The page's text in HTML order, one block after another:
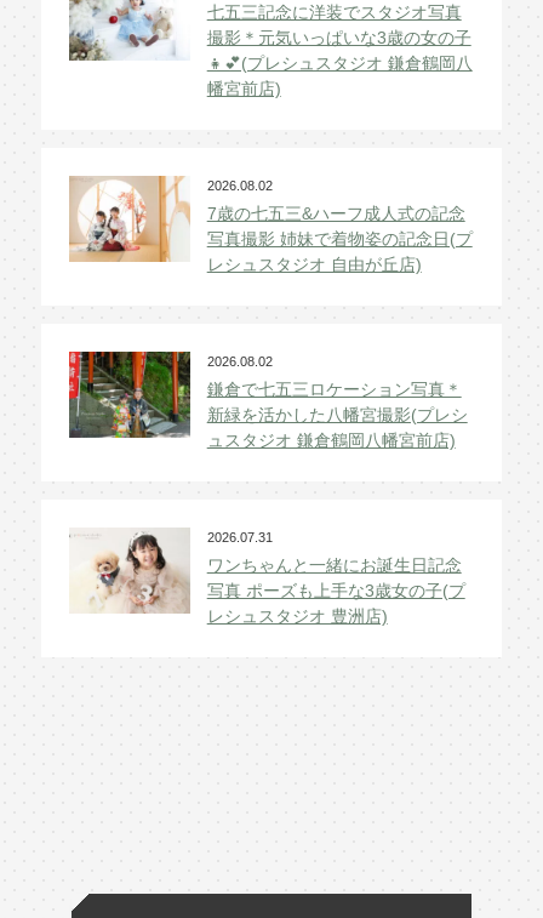
七五三記念に洋装でスタジオ写真
撮影＊元気いっぱいな3歳の女の子
👧💕(プレシュスタジオ 鎌倉鶴岡八
幡宮前店)
2026.08.02
7歳の七五三&ハーフ成人式の記念
写真撮影 姉妹で着物姿の記念日(プ
レシュスタジオ 自由が丘店)
2026.08.02
鎌倉で七五三ロケーション写真＊
新緑を活かした八幡宮撮影(プレシ
ュスタジオ 鎌倉鶴岡八幡宮前店)
2026.07.31
ワンちゃんと一緒にお誕生日記念
写真 ポーズも上手な3歳女の子(プ
レシュスタジオ 豊洲店)